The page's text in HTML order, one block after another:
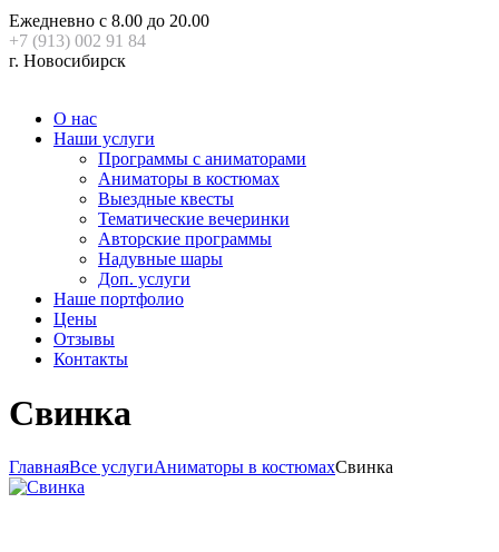
Ежедневно с 8.00 до 20.00
+7 (913) 002 91 84
г. Новосибирск
О нас
Наши услуги
Программы с аниматорами
Аниматоры в костюмах
Выездные квесты
Тематические вечеринки
Авторские программы
Надувные шары
Доп. услуги
Наше портфолио
Цены
Отзывы
Контакты
Свинка
ГлавнаяВсе услугиАниматоры в костюмахСвинка